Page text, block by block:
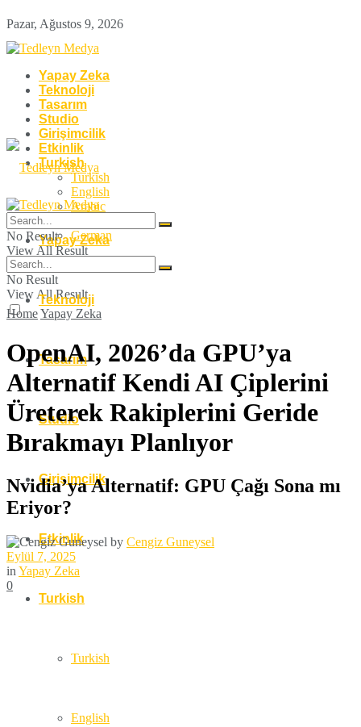
Pazar, Ağustos 9, 2026
Yapay Zeka
Teknoloji
Tasarım
Studio
Girişimcilik
Etkinlik
Turkish
Turkish
English
Arabic
German
No Result
View All Result
Yapay Zeka
Teknoloji
Tasarım
Studio
Girişimcilik
Etkinlik
Turkish
Turkish
English
No Result
View All Result
HomeYapay Zeka
OpenAI, 2026’da GPU’ya
Alternatif Kendi AI Çiplerini
Üreterek Rakiplerini Geride
Bırakmayı Planlıyor
Nvidia’ya Alternatif: GPU Çağı Sona mı
Eriyor?
by Cengiz Guneysel
Eylül 7, 2025
in Yapay Zeka
0